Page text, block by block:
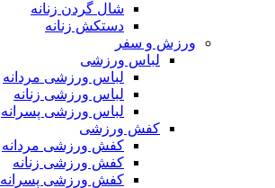
شال گردن زنانه
دستکش زنانه
ورزش و سفر
لباس ورزشی
لباس ورزشی مردانه
لباس ورزشی زنانه
لباس ورزشی پسرانه
کفش ورزشی
کفش ورزشی مردانه
کفش ورزشی زنانه
کفش ورزشی پسرانه